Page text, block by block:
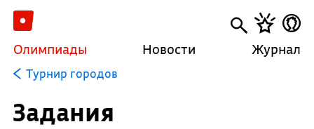
Олимпиады Новости Журнал
Турнир городов
Задания